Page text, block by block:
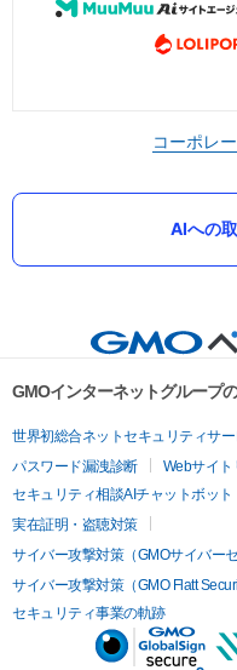
コーポレ
AIへの
GMOインターネットグループ
世界初総合ネットセキュリティサー
パスワード漏洩診断
Webサイ
セキュリティ相談AIチャットボット
実在証明・盗聴対策
サイバー攻撃対策（GMOサイバー
サイバー攻撃対策（GMO Flatt
セキュリティ事業の軌跡